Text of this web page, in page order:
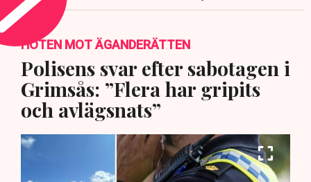
HOTEN MOT ÄGANDERÄTTEN
Polisens svar efter sabotagen i
Grimsås: ”Flera har gripits
och avlägsnats”